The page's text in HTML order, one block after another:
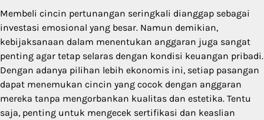
Membeli cincin pertunangan seringkali dianggap sebagai
investasi emosional yang besar. Namun demikian,
kebijaksanaan dalam menentukan anggaran juga sangat
penting agar tetap selaras dengan kondisi keuangan pribadi.
Dengan adanya pilihan lebih ekonomis ini, setiap pasangan
dapat menemukan cincin yang cocok dengan anggaran
mereka tanpa mengorbankan kualitas dan estetika. Tentu
saja, penting untuk mengecek sertifikasi dan keaslian